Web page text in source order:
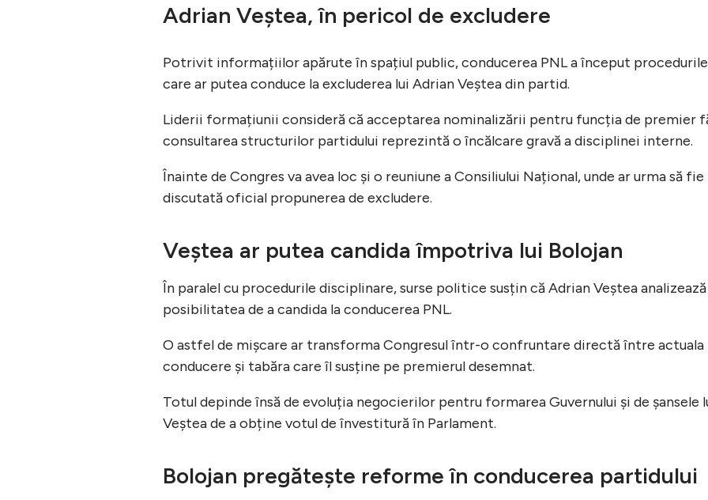
Adrian Veștea, în pericol de excludere
Potrivit informațiilor apărute în spațiul public, conducerea PNL a început procedurile
care ar putea conduce la excluderea lui Adrian Veștea din partid.
Liderii formațiunii consideră că acceptarea nominalizării pentru funcția de premier
consultarea structurilor partidului reprezintă o încălcare gravă a disciplinei interne.
Înainte de Congres va avea loc și o reuniune a Consiliului Național, unde ar urma să fie
discutată oficial propunerea de excludere.
Veștea ar putea candida împotriva lui Bolojan
În paralel cu procedurile disciplinare, surse politice susțin că Adrian Veștea analizează
posibilitatea de a candida la conducerea PNL.
O astfel de mișcare ar transforma Congresul într-o confruntare directă între actuala
conducere și tabăra care îl susține pe premierul desemnat.
Totul depinde însă de evoluția negocierilor pentru formarea Guvernului și de șansele
Veștea de a obține votul de învestitură în Parlament.
Bolojan pregătește reforme în conducerea partidului